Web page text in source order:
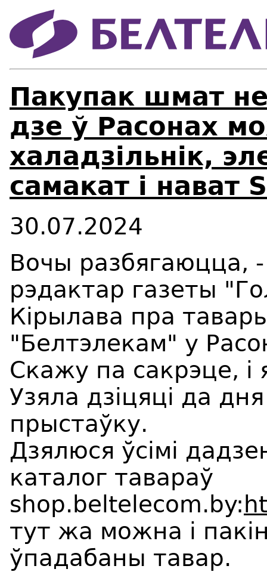
Пакупак шмат
дзе ў Расонах
халадзільнік,
самакат і нават
30.07.2024
Вочы разбягаюцца,
рэдактар газеты
Кірылава пра
"Белтэлекам" у
Скажу па сакрэце, і
Узяла дзіцяці да
прыстаўку.
Дзялюся ўсімі
каталог тавараў
shop.beltelecom.by:
тут жа можна і
ўпадабаны тавар.